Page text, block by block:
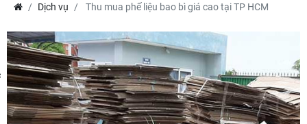
Dịch vụ Thu mua phế liệu bao bì giá cao tại TP HCM